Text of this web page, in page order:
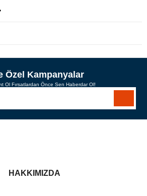
Özel Kampanyalar
Ol Fırsatlardan Önce Sen Haberdar Ol!
HAKKIMIZDA